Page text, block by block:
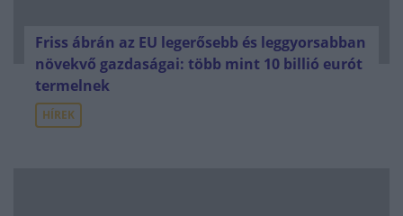
Friss ábrán az EU legerősebb és leggyorsabban
növekvő gazdaságai: több mint 10 billió eurót
termelnek
HÍREK